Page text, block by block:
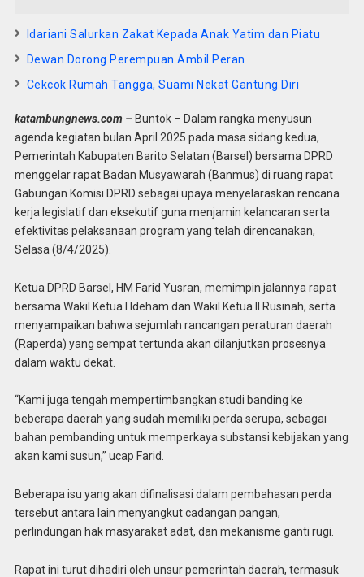
Idariani Salurkan Zakat Kepada Anak Yatim dan Piatu
Dewan Dorong Perempuan Ambil Peran
Cekcok Rumah Tangga, Suami Nekat Gantung Diri
katambungnews.com – Buntok – Dalam rangka menyusun
agenda kegiatan bulan April 2025 pada masa sidang kedua,
Pemerintah Kabupaten Barito Selatan (Barsel) bersama DPRD
menggelar rapat Badan Musyawarah (Banmus) di ruang rapat
Gabungan Komisi DPRD sebagai upaya menyelaraskan rencana
kerja legislatif dan eksekutif guna menjamin kelancaran serta
efektivitas pelaksanaan program yang telah direncanakan,
Selasa (8/4/2025).
Ketua DPRD Barsel, HM Farid Yusran, memimpin jalannya rapat
bersama Wakil Ketua I Ideham dan Wakil Ketua II Rusinah, serta
menyampaikan bahwa sejumlah rancangan peraturan daerah
(Raperda) yang sempat tertunda akan dilanjutkan prosesnya
dalam waktu dekat.
“Kami juga tengah mempertimbangkan studi banding ke
beberapa daerah yang sudah memiliki perda serupa, sebagai
bahan pembanding untuk memperkaya substansi kebijakan yang
akan kami susun,” ucap Farid.
Beberapa isu yang akan difinalisasi dalam pembahasan perda
tersebut antara lain menyangkut cadangan pangan,
perlindungan hak masyarakat adat, dan mekanisme ganti rugi.
Rapat ini turut dihadiri oleh unsur pemerintah daerah, termasuk